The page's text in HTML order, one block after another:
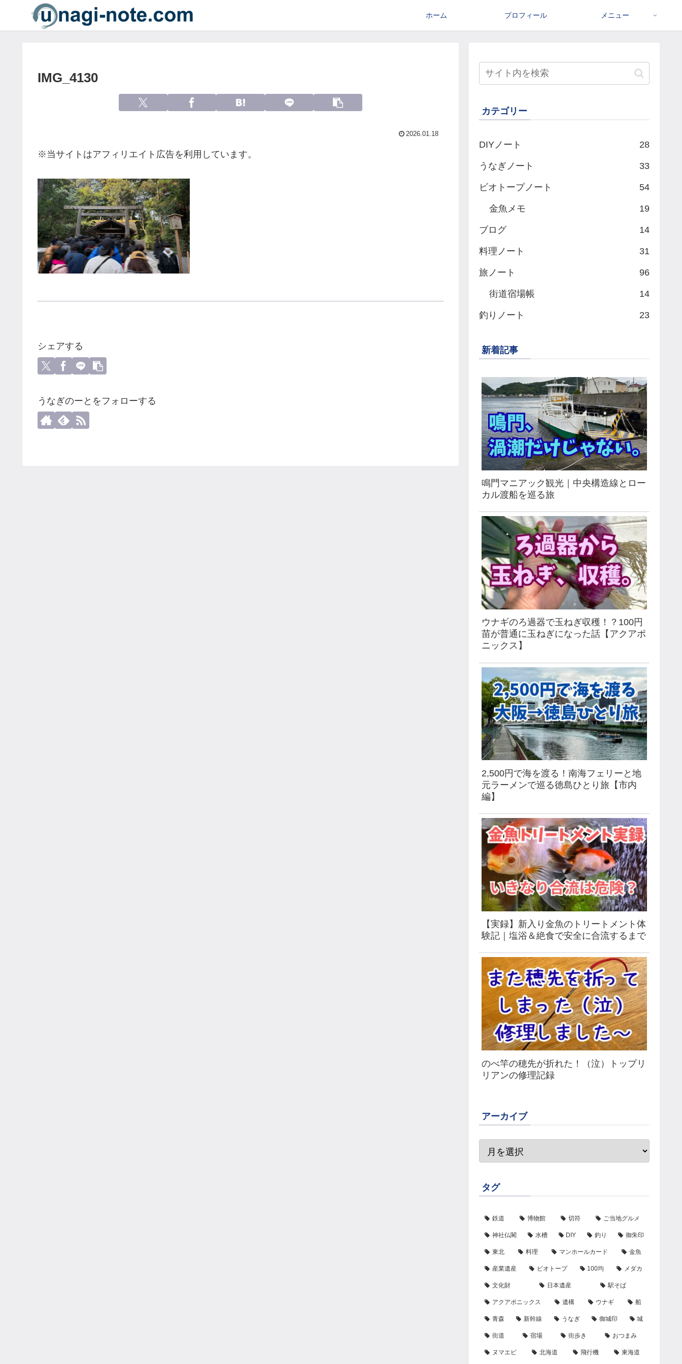
ホーム プロフィール メニュー
IMG_4130
2026.01.18
※当サイトはアフィリエイト広告を利用しています。
シェアする
うなぎのーとをフォローする
カテゴリー
DIYノート 28
うなぎノート 33
ビオトープノート 54
金魚メモ 19
ブログ 14
料理ノート 31
旅ノート 96
街道宿場帳 14
釣りノート 23
新着記事
鳴門マニアック観光｜中央構造線とロー
カル渡船を巡る旅
ウナギのろ過器で玉ねぎ収穫！？100円
苗が普通に玉ねぎになった話【アクアポ
ニックス】
2,500円で海を渡る！南海フェリーと地
元ラーメンで巡る徳島ひとり旅【市内
編】
【実録】新入り金魚のトリートメント体
験記｜塩浴＆絶食で安全に合流するまで
のべ竿の穂先が折れた！（泣）トップリ
リアンの修理記録
アーカイブ
タグ
鉄道 博物館 切符 ご当地グルメ
神社仏閣 水槽 DIY 釣り 御朱印
東北 料理 マンホールカード 金魚
産業遺産 ビオトープ 100均 メダカ
文化財 日本遺産 駅そば
アクアポニックス 遺構 ウナギ 船
青森 新幹線 うなぎ 御城印 城
街道 宿場 街歩き おつまみ
ヌマエビ 北海道 飛行機 東海道